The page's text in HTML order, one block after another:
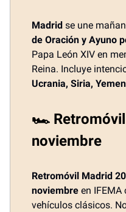
Madrid se une
de Oración y Ayuno
Papa León XIV en
Reina. Incluye
Ucrania, Siria, Yemen
🏎️ Retromóvil
noviembre
Retromóvil Madrid
noviembre en IFEMA
vehículos clásicos.